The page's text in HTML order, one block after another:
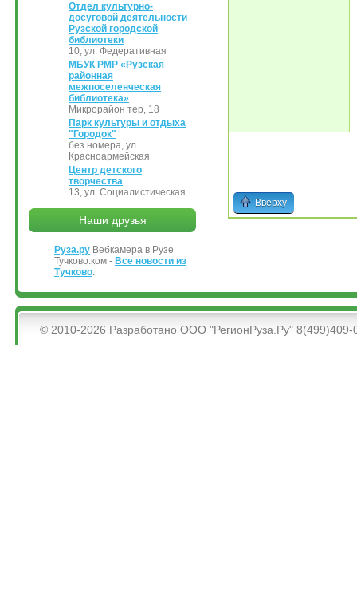
Вверху
Отдел культурно-
досуговой деятельности
Рузской городской
библиотеки
10, ул. Федеративная
МБУК РМР «Рузская
районная
межпоселенческая
библиотека»
Микрорайон тер, 18
Парк культуры и отдыха
"Городок"
без номера, ул.
Красноармейская
Центр детского
творчества
13, ул. Социалистическая
Наши друзья
Руза.ру Вебкамера в Рузе
Тучково.ком - Все новости из
Тучково.
&bsps;
© 2010-2026 Разработано ООО "РегионРуза.Ру" 8(499)409-